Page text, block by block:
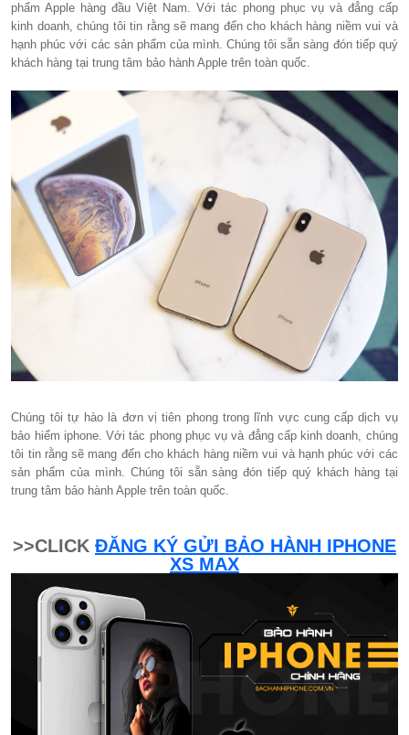
phẩm Apple hàng đầu Việt Nam. Với tác phong phục vụ và đẳng cấp
kinh doanh, chúng tôi tin rằng sẽ mang đến cho khách hàng niềm vui và
hạnh phúc với các sản phẩm của mình. Chúng tôi sẵn sàng đón tiếp quý
khách hàng tại trung tâm bảo hành Apple trên toàn quốc.
Chúng tôi tự hào là đơn vị tiên phong trong lĩnh vực cung cấp dịch vụ
bảo hiểm iphone. Với tác phong phục vụ và đẳng cấp kinh doanh, chúng
tôi tin rằng sẽ mang đến cho khách hàng niềm vui và hạnh phúc với các
sản phẩm của mình. Chúng tôi sẵn sàng đón tiếp quý khách hàng tại
trung tâm bảo hành Apple trên toàn quốc.
>>CLICK ĐĂNG KÝ GỬI BẢO HÀNH IPHONE
XS MAX